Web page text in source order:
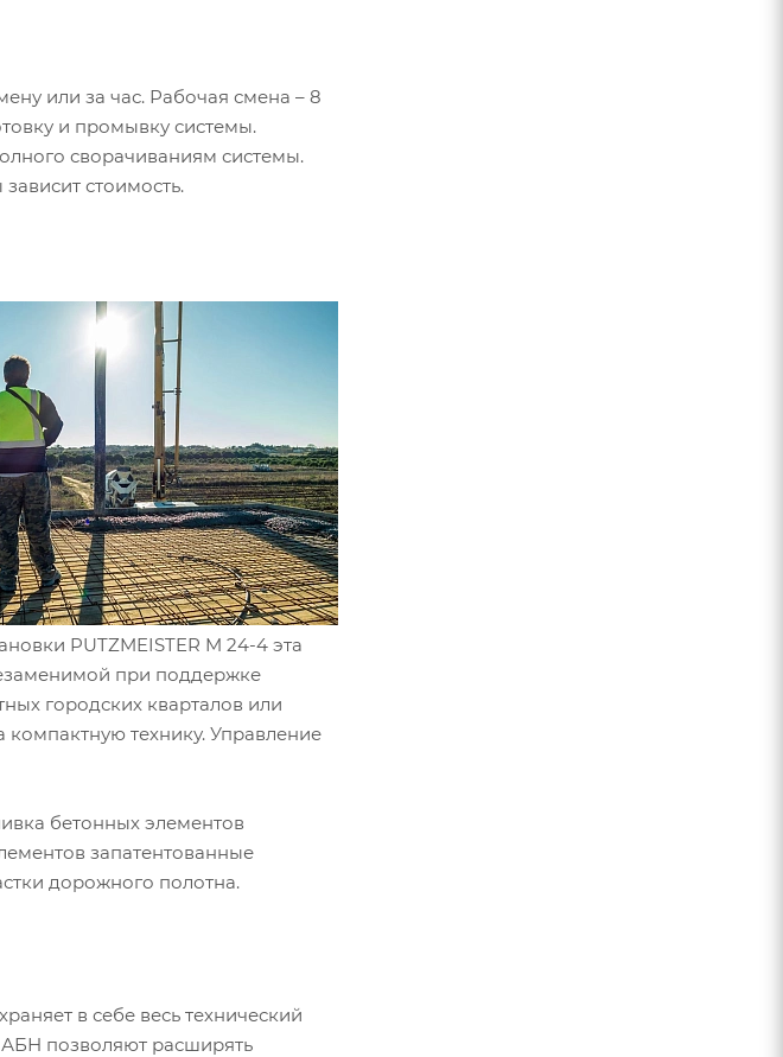
или за час. Рабочая смена – 8
и промывку системы.
сворачиваниям системы.
стоимость.
PUTZMEISTER M 24-4 эта
при поддержке
городских кварталов или
технику. Управление
бетонных элементов
запатентованные
дорожного полотна.
в себе весь технический
позволяют расширять